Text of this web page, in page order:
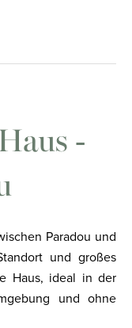
-
Paradou und
und großes
Haus, ideal in der
und ohne